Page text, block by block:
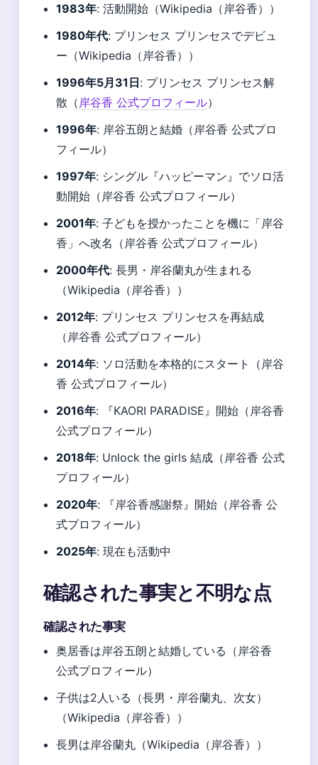
1983年: 活動開始（Wikipedia（岸谷香））
1980年代: プリンセス プリンセスでデビュ
ー（Wikipedia（岸谷香））
1996年5月31日: プリンセス プリンセス解
散（ 岸谷香 公式プロフィール）
1996年: 岸谷五朗と結婚（岸谷香 公式プロ
フィール）
1997年: シングル『ハッピーマン』でソロ活
動開始（岸谷香 公式プロフィール）
2001年: 子どもを授かったことを機に「岸谷
香」へ改名（岸谷香 公式プロフィール）
2000年代: 長男・岸谷蘭丸が生まれる
（Wikipedia（岸谷香））
2012年: プリンセス プリンセスを再結成
（岸谷香 公式プロフィール）
2014年: ソロ活動を本格的にスタート（岸谷
香 公式プロフィール）
2016年: 『KAORI PARADISE』開始（岸谷香
公式プロフィール）
2018年: Unlock the girls 結成（岸谷香 公式
プロフィール）
2020年: 『岸谷香感謝祭』開始（岸谷香 公
式プロフィール）
2025年: 現在も活動中
確認された事実と不明な点
確認された事実
奥居香は岸谷五朗と結婚している（岸谷香
公式プロフィール）
子供は2人いる（長男・岸谷蘭丸、次女）
（Wikipedia（岸谷香））
長男は岸谷蘭丸（Wikipedia（岸谷香））